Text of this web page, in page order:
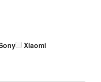
Xiaomi